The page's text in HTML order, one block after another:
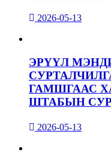
2026-05-13
ЭРҮҮЛ
ГАМШГААС
ШТАБЫН
2026-05-13